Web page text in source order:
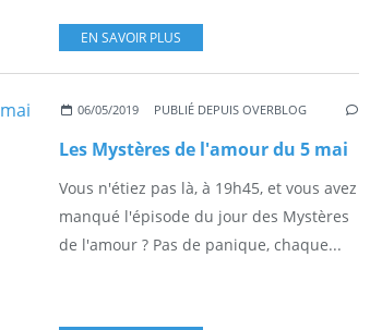
EN SAVOIR PLUS
06/05/2019 PUBLIÉ DEPUIS OVERBLOG
Les Mystères de l'amour du 5 mai
Vous n'étiez pas là, à 19h45, et vous avez
manqué l'épisode du jour des Mystères
de l'amour ? Pas de panique, chaque...